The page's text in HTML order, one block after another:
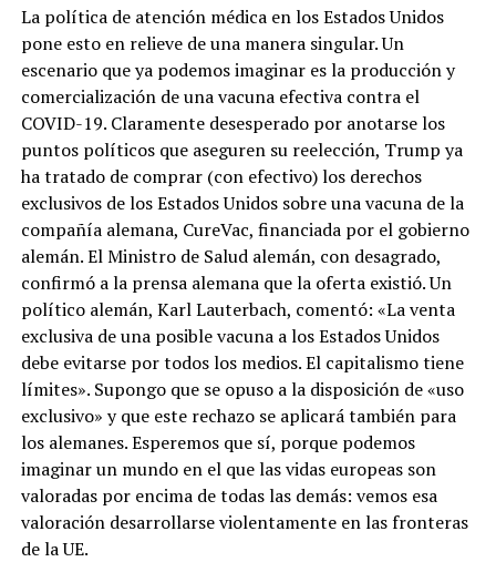
La política de atención médica en los Estados Unidos
pone esto en relieve de una manera singular. Un
escenario que ya podemos imaginar es la producción y
comercialización de una vacuna efectiva contra el
COVID-19. Claramente desesperado por anotarse los
puntos políticos que aseguren su reelección, Trump ya
ha tratado de comprar (con efectivo) los derechos
exclusivos de los Estados Unidos sobre una vacuna de la
compañía alemana, CureVac, financiada por el gobierno
alemán. El Ministro de Salud alemán, con desagrado,
confirmó a la prensa alemana que la oferta existió. Un
político alemán, Karl Lauterbach, comentó: «La venta
exclusiva de una posible vacuna a los Estados Unidos
debe evitarse por todos los medios. El capitalismo tiene
límites». Supongo que se opuso a la disposición de «uso
exclusivo» y que este rechazo se aplicará también para
los alemanes. Esperemos que sí, porque podemos
imaginar un mundo en el que las vidas europeas son
valoradas por encima de todas las demás: vemos esa
valoración desarrollarse violentamente en las fronteras
de la UE.